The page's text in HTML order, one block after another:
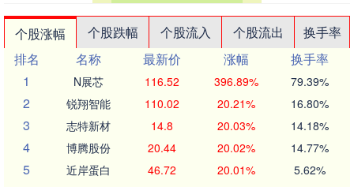
个股涨幅 个股跌幅 个股流入 个股流出
换手率
排名
名称 最新价 涨幅
换手率
1
N展芯 116.52 396.89% 79.39%
2 锐翔智能 110.02 20.21% 16.80%
3 志特新材 14.8 20.03% 14.18%
4 博腾股份 20.44 20.02% 14.77%
5 近岸蛋白 46.72 20.01% 5.62%